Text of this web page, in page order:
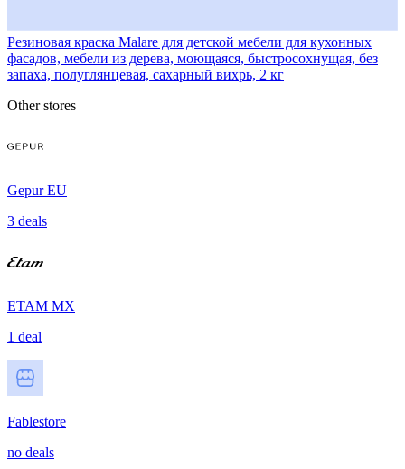
Резиновая краска Malare для детской мебели для кухонных
фасадов, мебели из дерева, моющаяся, быстросохнущая, без
запаха, полуглянцевая, сахарный вихрь, 2 кг
Other stores
Gepur EU
3 deals
ETAM MX
1 deal
Fablestore
no deals